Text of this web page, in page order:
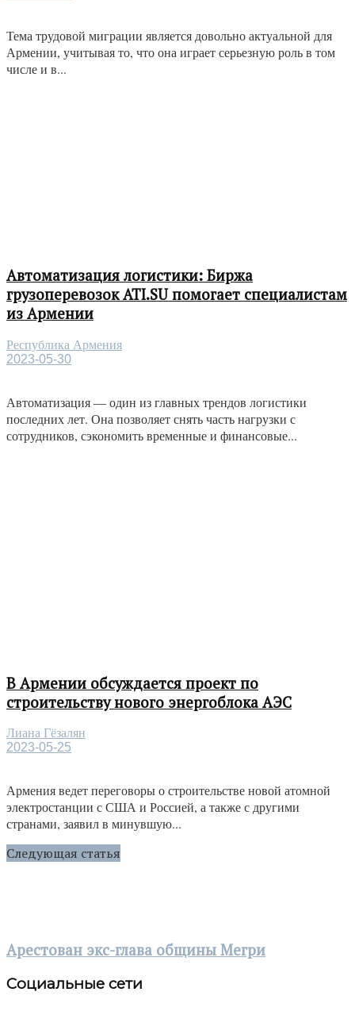
Тема трудовой миграции является довольно актуальной для
Армении, учитывая то, что она играет серьезную роль в том
числе и в...
Автоматизация логистики: Биржа
грузоперевозок ATI.SU помогает специалистам
из Армении
Республика Армения
2023-05-30
Автоматизация — один из главных трендов логистики
последних лет. Она позволяет снять часть нагрузки с
сотрудников, сэкономить временные и финансовые...
В Армении обсуждается проект по
строительству нового энергоблока АЭС
Лиана Гёзалян
2023-05-25
Армения ведет переговоры о строительстве новой атомной
электростанции с США и Россией, а также с другими
странами, заявил в минувшую...
Следующая статья
Арестован экс-глава общины Мегри
Социальные сети